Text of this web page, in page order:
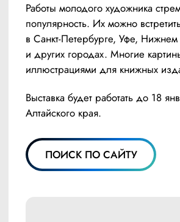
Работы молодого художника
популярность. Их можно
в Санкт-Петербурге, Уфе,
и других городах. Многие
иллюстрациями для книжных
Выставка будет работать до 18
Алтайского края.
ПОИСК ПО САЙТУ